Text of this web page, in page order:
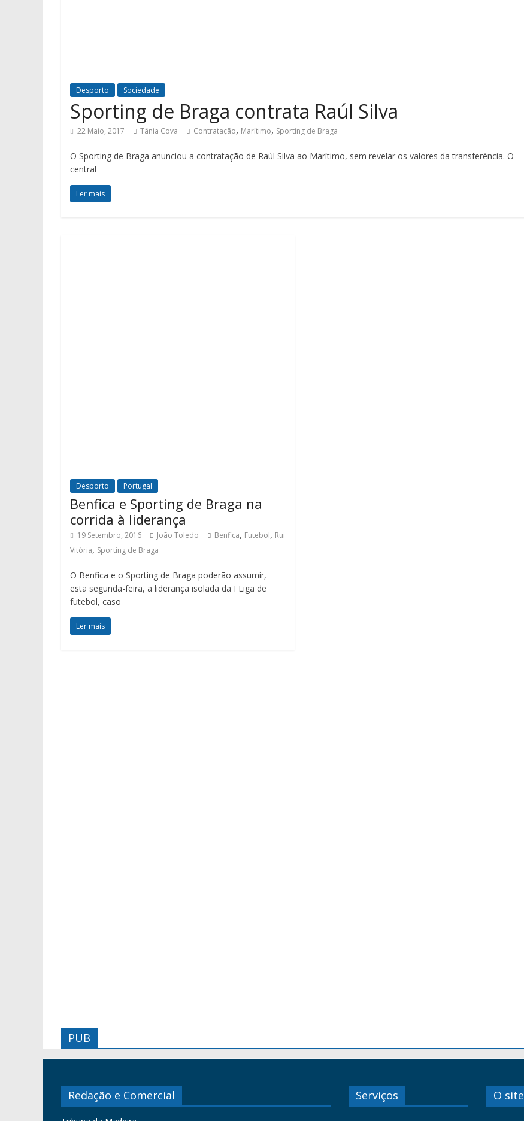
Desporto Sociedade
Sporting de Braga contrata Raúl Silva
22 Maio, 2017 Tânia Cova Contratação, Marítimo, Sporting de Braga
O Sporting de Braga anunciou a contratação de Raúl Silva ao Marítimo, sem revelar os valores da transferência. O
central
Ler mais
Desporto Portugal
Benfica e Sporting de Braga na
corrida à liderança
19 Setembro, 2016 João Toledo Benfica, Futebol, Rui
Vitória, Sporting de Braga
O Benfica e o Sporting de Braga poderão assumir,
esta segunda-feira, a liderança isolada da I Liga de
futebol, caso
Ler mais
PUB
Redação e Comercial Serviços O site